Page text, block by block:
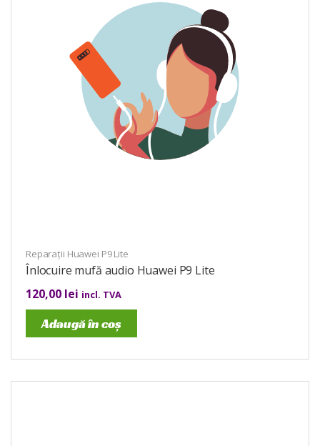
Reparații Huawei P9 Lite
Înlocuire mufă audio Huawei P9 Lite
120,00 lei incl. TVA
Adaugă în coș